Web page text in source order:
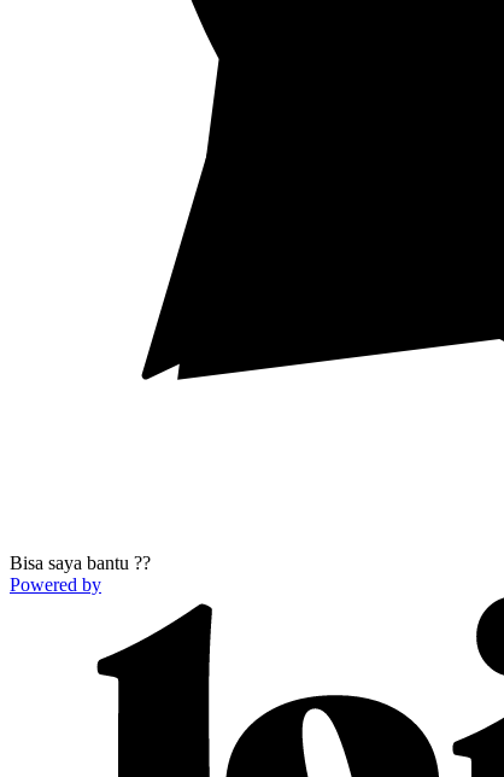
Bisa saya bantu ??
Powered by